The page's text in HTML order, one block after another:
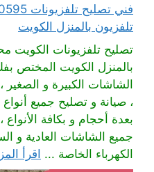
تلفزيون بالمنزل الكويت
تصليح تلفزيونات الكويت
بالمنزل الكويت المختص
الشاشات الكبيرة و
، صيانة و تصليح جميع
بعدة أحجام و بكافة
جميع الشاشات العادية و
الكهرباء الخاصة ... اقرأ